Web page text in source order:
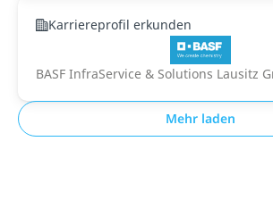
Karriereprofil erkunden
BASF InfraService & Solutions Lausitz
Mehr laden